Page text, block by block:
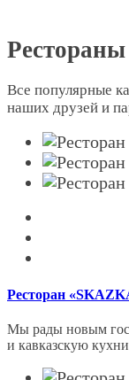
Все популярные
наших друзей и
Ресторан
Мы рады новым
и кавказскую